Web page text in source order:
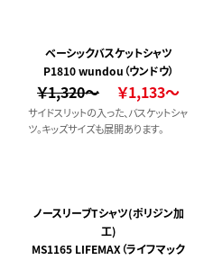
ベーシックバスケットシャツ
P1810 wundou（ウンドウ）
￥1,320～ ￥1,133～
サイドスリットの入った、バスケットシャ
ツ。キッズサイズも展開あります。
ノースリーブTシャツ(ポリジン加
工)
MS1165 LIFEMAX（ライフマック